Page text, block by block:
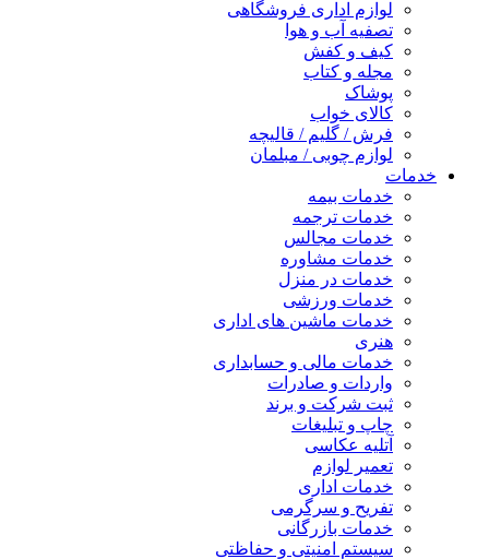
لوازم اداری فروشگاهی
تصفیه آب و هوا
کیف و کفش
مجله و کتاب
پوشاک
کالای خواب
فرش / گلیم / قالیچه
لوازم چوبی / مبلمان
خدمات
خدمات بیمه
خدمات ترجمه
خدمات مجالس
خدمات مشاوره
خدمات در منزل
خدمات ورزشی
خدمات ماشین های اداری
هنری
خدمات مالی و حسابداری
واردات و صادرات
ثبت شرکت و برند
چاپ و تبلیغات
آتلیه عکاسی
تعمیر لوازم
خدمات اداری
تفریح و سرگرمی
خدمات بازرگانی
سیستم امنیتی و حفاظتی